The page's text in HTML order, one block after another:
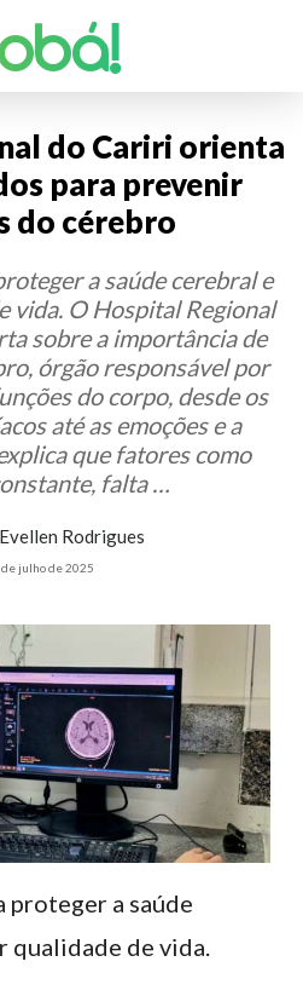
do Cariri orienta
para prevenir
do cérebro
a saúde cerebral e
vida. O Hospital Regional
sobre a importância de
órgão responsável por
do corpo, desde os
até as emoções e a
que fatores como
falta …
Evellen Rodrigues
julho de 2025
proteger a saúde
qualidade de vida.